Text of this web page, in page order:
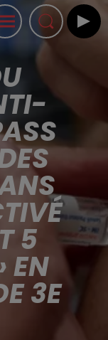
5
EN
3E